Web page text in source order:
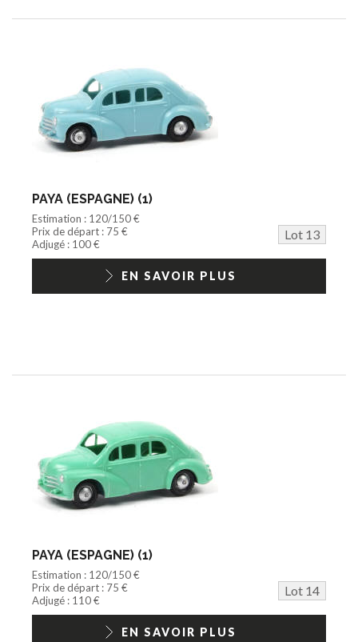
PAYA (ESPAGNE) (1)
Estimation : 120/150 €
Prix de départ : 75 €
Lot 13
Adjugé : 100 €
EN SAVOIR PLUS
PAYA (ESPAGNE) (1)
Estimation : 120/150 €
Prix de départ : 75 €
Lot 14
Adjugé : 110 €
EN SAVOIR PLUS